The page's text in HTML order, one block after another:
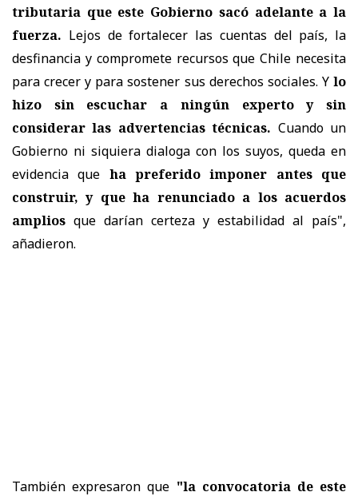
tributaria que este Gobierno sacó adelante a la
fuerza. Lejos de fortalecer las cuentas del país, la
desfinancia y compromete recursos que Chile necesita
para crecer y para sostener sus derechos sociales. Y lo
hizo sin escuchar a ningún experto y sin
considerar las advertencias técnicas. Cuando un
Gobierno ni siquiera dialoga con los suyos, queda en
evidencia que ha preferido imponer antes que
construir, y que ha renunciado a los acuerdos
amplios que darían certeza y estabilidad al país",
añadieron.
También expresaron que "la convocatoria de este